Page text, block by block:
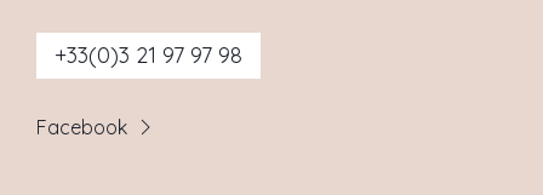
+33(0)3 21 97 97 98
Facebook